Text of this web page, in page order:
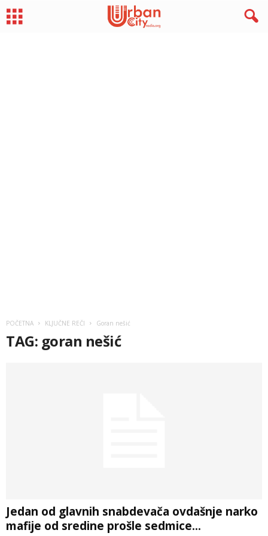
POČETNA KLJUČNE REČI Goran nešić
TAG: goran nešić
Jedan od glavnih snabdevača ovdašnje narko
mafije od sredine prošle sedmice...